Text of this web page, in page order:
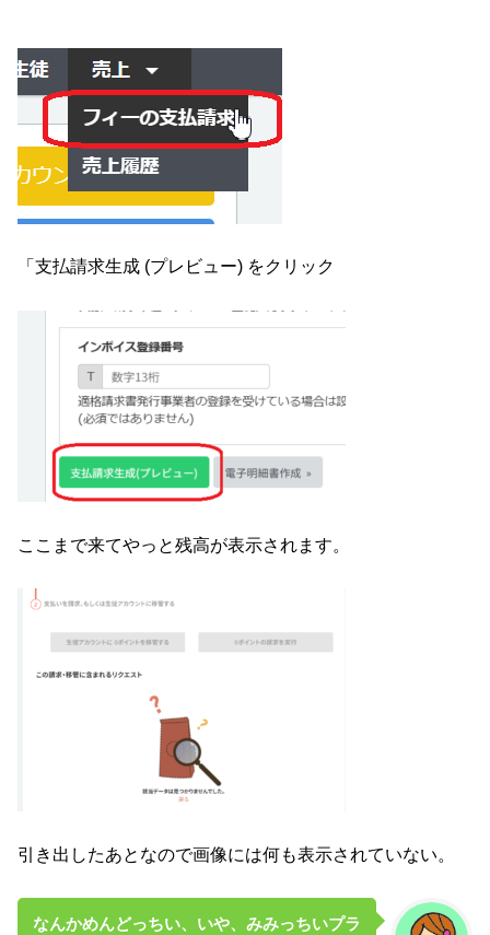
「支払請求生成 (プレビュー) をクリック
ここまで来てやっと残高が表示されます。
引き出したあとなので画像には何も表示されていない。
なんかめんどっちい、いや、みみっちいプラ